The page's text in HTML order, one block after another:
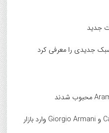
جدید
برندهای جدید مانند Calvin Klein و Giorgio Armani وارد بازار